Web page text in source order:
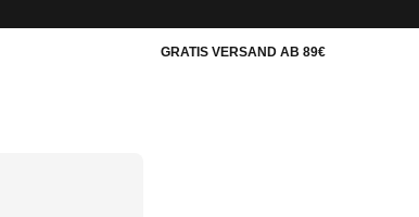
GRATIS VERSAND AB 89€